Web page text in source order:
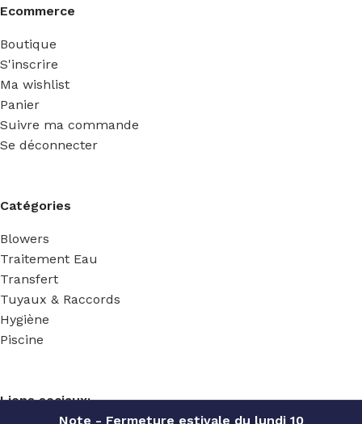
Note - Fermeture estivale du lundi 10
Ecommerce
Boutique
S'inscrire
Ma wishlist
Panier
Suivre ma commande
Se déconnecter
Catégories
Blowers
Traitement Eau
Transfert
Tuyaux & Raccords
Hygiène
Piscine
Liens sociaux: